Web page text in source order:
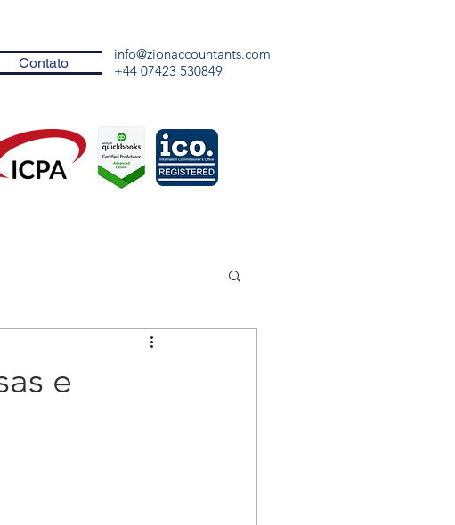
Contato
info@zionaccountants.com
+44 07423 530849
e